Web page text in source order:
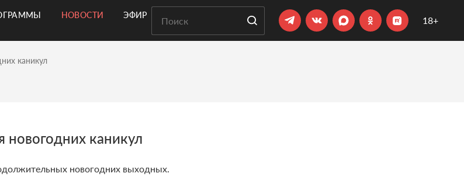
НОВОСТИ ЭФИР 18+
каникул
новогодних каникул
новогодних выходных.